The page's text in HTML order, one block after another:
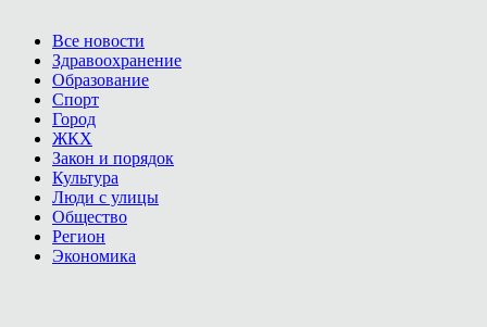
Все новости
Здравоохранение
Образование
Спорт
Город
ЖКХ
Закон и порядок
Культура
Люди с улицы
Общество
Регион
Экономика